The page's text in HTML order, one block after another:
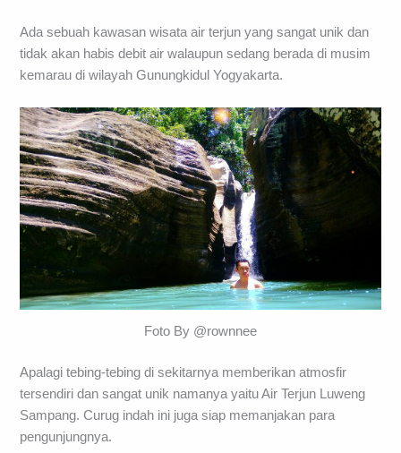
Ada sebuah kawasan wisata air terjun yang sangat unik dan
tidak akan habis debit air walaupun sedang berada di musim
kemarau di wilayah Gunungkidul Yogyakarta.
Foto By @rownnee
Apalagi tebing-tebing di sekitarnya memberikan atmosfir
tersendiri dan sangat unik namanya yaitu Air Terjun Luweng
Sampang. Curug indah ini juga siap memanjakan para
pengunjungnya.